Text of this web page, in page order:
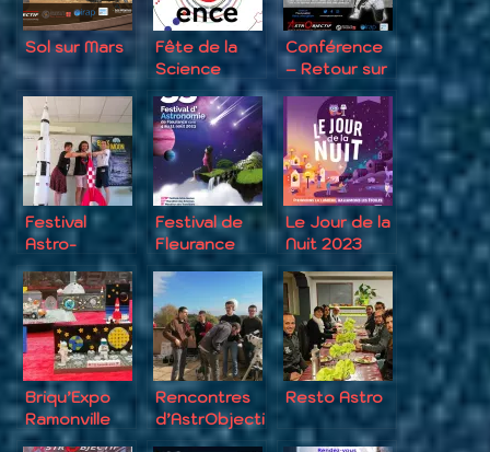
Sol sur Mars
Fête de la
Science
2022 – JPO
de l’IRAP
Conférence
– Retour sur
la Lune
Festival
Astro-
Jeunes 2023
Festival de
Fleurance
2023
Le Jour de la
Nuit 2023
Briqu’Expo
Ramonville
2023
Rencontres
d’AstrObjecti
f 2023
Resto Astro